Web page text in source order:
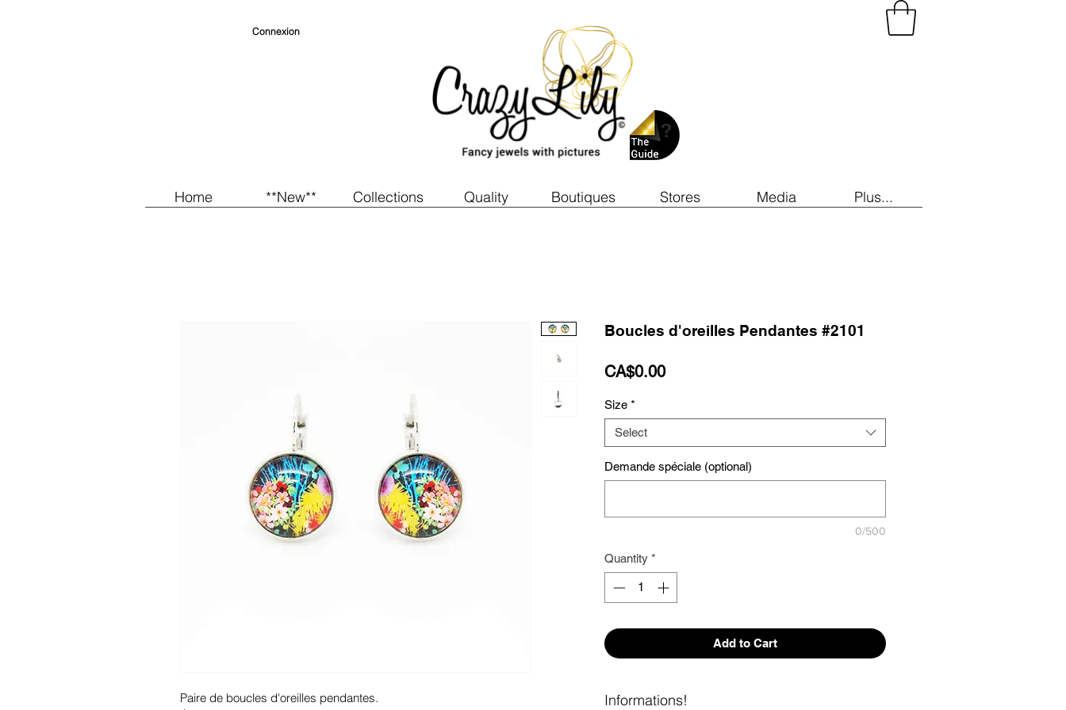
Home **New** Collections Quality Boutiques Stores Media Plus...
Connexion
Paire de boucles d'oreilles pendantes.
Boucles d'oreilles Pendantes #2101
CA$0.00Price
Size *
Select
Demande spéciale (optional)
0/500
Quantity *
Add to Cart
Informations!